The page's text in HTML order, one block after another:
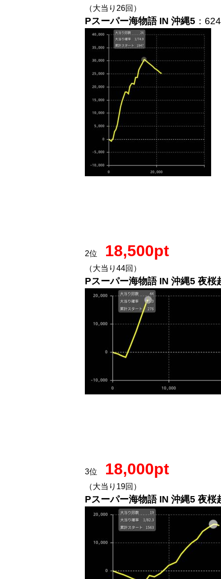
（大当り26回）
Pスーパー海物語 IN 沖縄5 ：
2位 18,500pt
（大当り44回）
Pスーパー海物語 IN 沖縄5 夜桜
3位 18,000pt
（大当り19回）
Pスーパー海物語 IN 沖縄5 夜桜